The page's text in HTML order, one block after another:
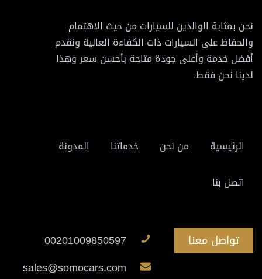
نحن بمثابة الوالدين للسيارات من حيث الاهتمام
والحفاظ على السيارات ذات الكفاءة العالية ونقدم
أفضل خدمة وأعلى جودة متاحة بأحسن سعر وهذا
لدينا نحن فقط.
الرئيسية من نحن خدماتنا
المدونة
اتصل بنا
تواصل معنا
00201009850597
sales@somocars.com